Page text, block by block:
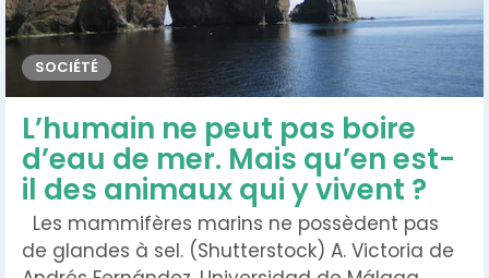
SOCIÉTÉ
L’humain ne peut pas boire
d’eau de mer. Mais qu’en est-
il des animaux qui y vivent ?
Les mammifères marins ne possèdent pas
de glandes à sel. (Shutterstock) A. Victoria de